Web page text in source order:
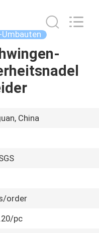
China
order
pc